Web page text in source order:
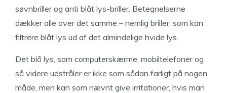
søvnbriller og anti blåt lys-briller. Betegnelserne
dækker alle over det samme – nemlig briller, som kan
filtrere blåt lys ud af det almindelige hvide lys.
Det blå lys, som computerskærme, mobiltelefoner og
så videre udstråler er ikke som sådan farligt på nogen
måde, men kan som nævnt give irritationer, hvis man